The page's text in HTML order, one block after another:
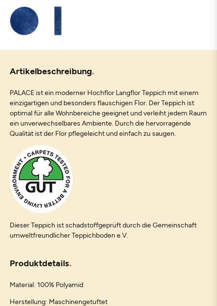
Artikelbeschreibung
PALACE ist ein moderner Hochflor Langflor Teppich mit einem
einzigartigen und besonders flauschigen Flor. Der Teppich ist
optimal für alle Wohnbereiche geeignet und verleiht jedem Raum
ein unverwechselbares Ambiente. Durch die hervorragende
Qualität ist der Flor pflegeleicht und einfach zu saugen.
Dieser Teppich ist schadstoffgeprüft durch die Gemeinschaft
umweltfreundlicher Teppichboden e.V.
Produktdetails
Material: 100% Polyamid
Herstellung: Maschinengetuftet